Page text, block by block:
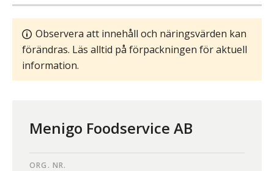
Observera att innehåll och näringsvärden kan
förändras. Läs alltid på förpackningen för aktuell
information.
Menigo Foodservice AB
ORG. NR.